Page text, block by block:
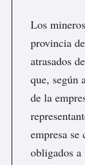
Los
provincia
atrasados
que, según
de la
empresa
obligados a